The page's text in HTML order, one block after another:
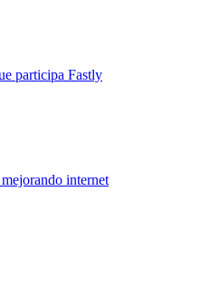
participa Fastly
internet